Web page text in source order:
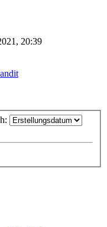
20:39